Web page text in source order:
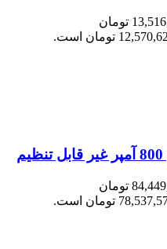
قیمت اصلی 13,516,800 تومان
قیمت اصلی 84,449,000 تومان